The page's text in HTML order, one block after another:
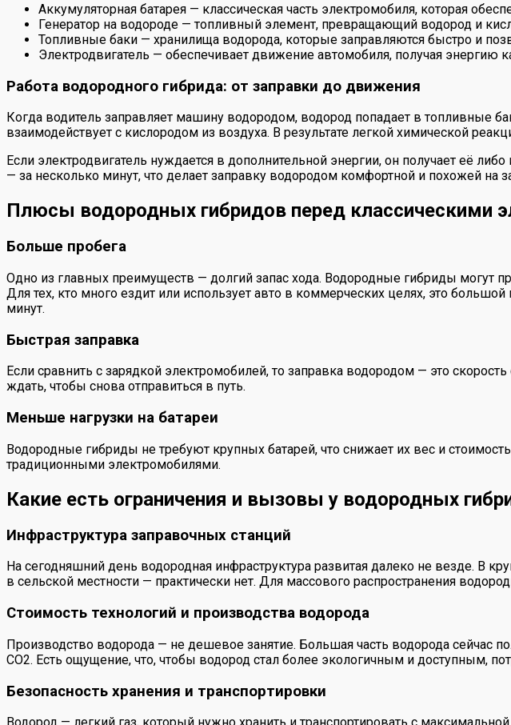
Аккумуляторная батарея — классическая часть электромобиля, которая
Генератор на водороде — топливный элемент, превращающий водород и
Топливные баки — хранилища водорода, которые заправляются быстро и
Электродвигатель — обеспечивает движение автомобиля, получая энергию
Работа водородного гибрида: от заправки до движения
Когда водитель заправляет машину водородом, водород попадает в топливные
взаимодействует с кислородом из воздуха. В результате легкой химической
Если электродвигатель нуждается в дополнительной энергии, он получает её
— за несколько минут, что делает заправку водородом комфортной и похожей на
Плюсы водородных гибридов перед классическими
Больше пробега
Одно из главных преимуществ — долгий запас хода. Водородные гибриды могут
Для тех, кто много ездит или использует авто в коммерческих целях, это
минут.
Быстрая заправка
Если сравнить с зарядкой электромобилей, то заправка водородом — это
ждать, чтобы снова отправиться в путь.
Меньше нагрузки на батареи
Водородные гибриды не требуют крупных батарей, что снижает их вес и
традиционными электромобилями.
Какие есть ограничения и вызовы у водородных
Инфраструктура заправочных станций
На сегодняшний день водородная инфраструктура развитая далеко не везде. В
в сельской местности — практически нет. Для массового распространения
Стоимость технологий и производства водорода
Производство водорода — не дешевое занятие. Большая часть водорода сейчас
CO2. Есть ощущение, что, чтобы водород стал более экологичным и доступным,
Безопасность хранения и транспортировки